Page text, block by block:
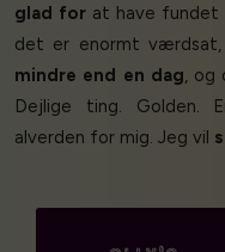
glad for at have fundet
det er enormt
mindre end en dag, og
Dejlige ting. Golden.
alverden for mig. Jeg vil